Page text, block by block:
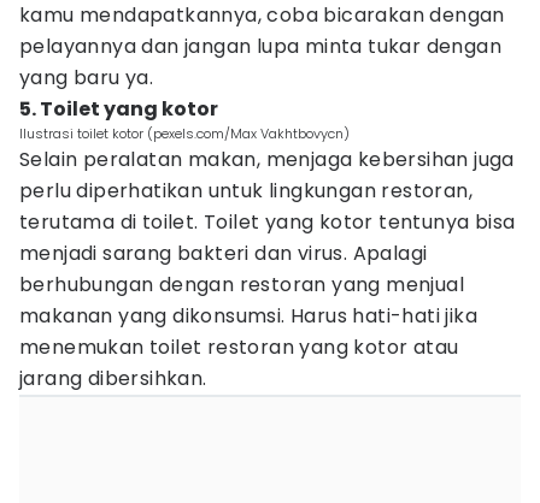
kamu mendapatkannya, coba bicarakan dengan
pelayannya dan jangan lupa minta tukar dengan
yang baru ya.
5. Toilet yang kotor
Ilustrasi toilet kotor (pexels.com/Max Vakhtbovycn)
Selain peralatan makan, menjaga kebersihan juga
perlu diperhatikan untuk lingkungan restoran,
terutama di toilet. Toilet yang kotor tentunya bisa
menjadi sarang bakteri dan virus. Apalagi
berhubungan dengan restoran yang menjual
makanan yang dikonsumsi. Harus hati-hati jika
menemukan toilet restoran yang kotor atau
jarang dibersihkan.